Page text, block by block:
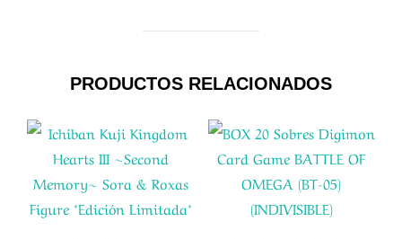
PRODUCTOS RELACIONADOS